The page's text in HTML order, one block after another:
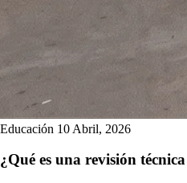
Educación 10 Abril, 2026
¿Qué es una revisión